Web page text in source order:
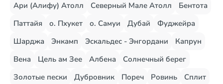
Ари (Алифу) Атолл
Северный Мале Атолл
Бентота
Паттайя
о. Пхукет о. Самуи Дубай
Фуджейра
Шарджа
Энкамп Эскальдес - Энгордани
Капрун
Вена
Цель ам Зее Албена
Солнечный берег
Золотые пески
Дубровник Пореч Ровинь
Сплит